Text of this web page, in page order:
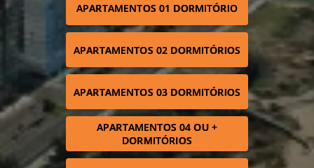
APARTAMENTOS 01 DORMITÓRIO
APARTAMENTOS 02 DORMITÓRIOS
APARTAMENTOS 03 DORMITÓRIOS
APARTAMENTOS 04 OU +
DORMITÓRIOS